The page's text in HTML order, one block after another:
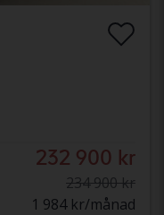
232 900 kr
234 900 kr
1 984 kr/månad